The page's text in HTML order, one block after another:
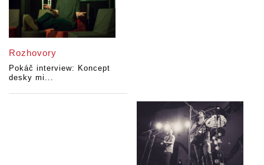
Rozhovory
Pokáč interview: Koncept
desky mi...